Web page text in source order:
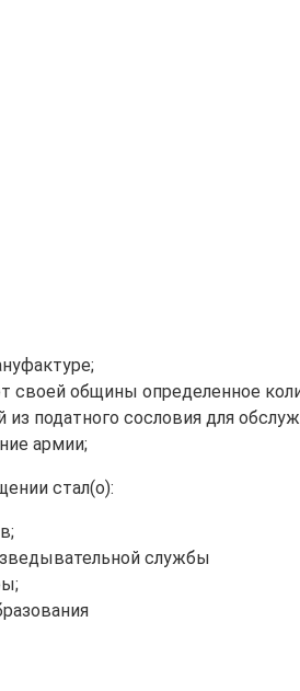
своей общины определенное
податного сословия для
армии;
стал(о):
службы